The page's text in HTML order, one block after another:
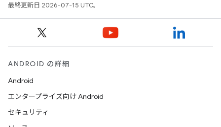
最終更新日 2026-07-15 UTC。
ANDROID の詳細
Android
エンタープライズ向け Android
セキュリティ